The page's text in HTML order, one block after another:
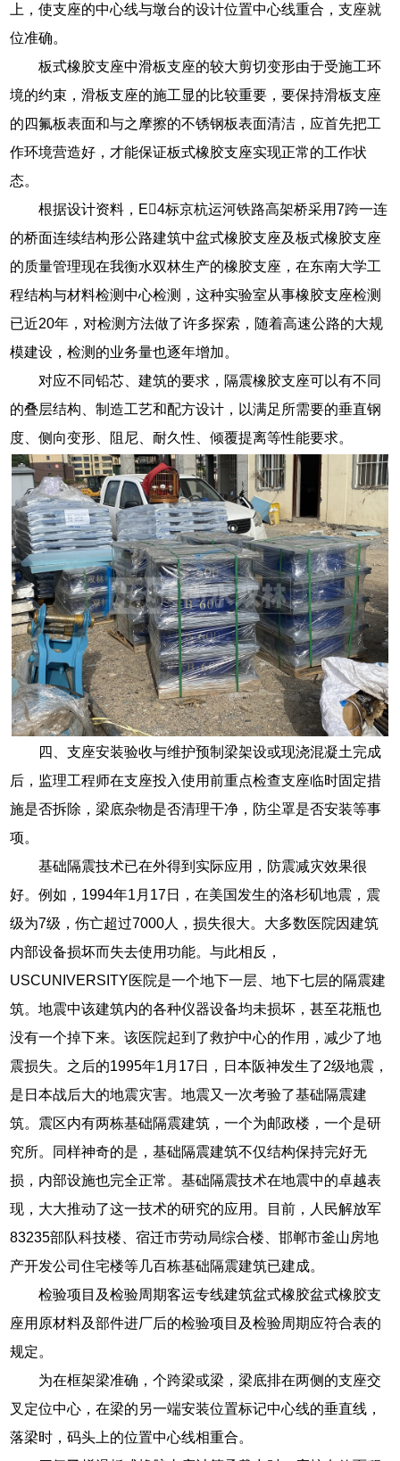
上，使支座的中心线与墩台的设计位置中心线重合，支座就
位准确。
板式橡胶支座中滑板支座的较大剪切变形由于受施工环
境的约束，滑板支座的施工显的比较重要，要保持滑板支座
的四氟板表面和与之摩擦的不锈钢板表面清洁，应首先把工
作环境营造好，才能保证板式橡胶支座实现正常的工作状
态。
根据设计资料，E4标京杭运河铁路高架桥采用7跨一连
的桥面连续结构形公路建筑中盆式橡胶支座及板式橡胶支座
的质量管理现在我衡水双林生产的橡胶支座，在东南大学工
程结构与材料检测中心检测，这种实验室从事橡胶支座检测
已近20年，对检测方法做了许多探索，随着高速公路的大规
模建设，检测的业务量也逐年增加。
对应不同铅芯、建筑的要求，隔震橡胶支座可以有不同
的叠层结构、制造工艺和配方设计，以满足所需要的垂直钢
度、侧向变形、阻尼、耐久性、倾覆提离等性能要求。
四、支座安装验收与维护预制梁架设或现浇混凝土完成
后，监理工程师在支座投入使用前重点检查支座临时固定措
施是否拆除，梁底杂物是否清理干净，防尘罩是否安装等事
项。
基础隔震技术已在外得到实际应用，防震减灾效果很
好。例如，1994年1月17日，在美国发生的洛杉矶地震，震
级为7级，伤亡超过7000人，损失很大。大多数医院因建筑
内部设备损坏而失去使用功能。与此相反，
USCUNIVERSITY医院是一个地下一层、地下七层的隔震建
筑。地震中该建筑内的各种仪器设备均未损坏，甚至花瓶也
没有一个掉下来。该医院起到了救护中心的作用，减少了地
震损失。之后的1995年1月17日，日本阪神发生了2级地震，
是日本战后大的地震灾害。地震又一次考验了基础隔震建
筑。震区内有两栋基础隔震建筑，一个为邮政楼，一个是研
究所。同样神奇的是，基础隔震建筑不仅结构保持完好无
损，内部设施也完全正常。基础隔震技术在地震中的卓越表
现，大大推动了这一技术的研究的应用。目前，人民解放军
83235部队科技楼、宿迁市劳动局综合楼、邯郸市釜山房地
产开发公司住宅楼等几百栋基础隔震建筑已建成。
检验项目及检验周期客运专线建筑盆式橡胶盆式橡胶支
座用原材料及部件进厂后的检验项目及检验周期应符合表的
规定。
为在框架梁准确，个跨梁或梁，梁底排在两侧的支座交
叉定位中心，在梁的另一端安装位置标记中心线的垂直线，
落梁时，码头上的位置中心线相重合。